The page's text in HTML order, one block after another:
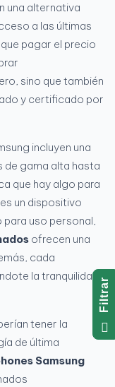
una alternativa
a las últimas
pagar el precio
sino que también
y certificado por
incluyen una
gama alta hasta
que hay algo para
un dispositivo
uso personal,
ofrecen una
cada
la tranquilidad
tener la
de última
Samsung
R